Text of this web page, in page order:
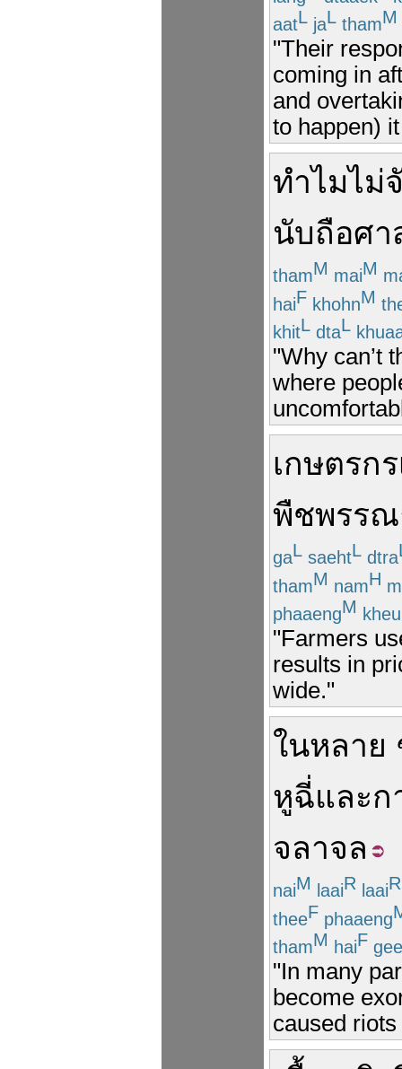
aatL jaL thamM
"Their
coming in
and
to happen)
ทำไมไม่
นับถือศา
thamM maiM
haiF khohnM
khitL dtaL
"Why can’t
where
เกษตรกร
พืชพรรณ
gaL saehtL dtra
thamM namH
phaaengM
"Farmers
results in
wide."
ในหลาย
หูฉี่และก
จลาจล
naiM laaiR laaiR
theeF phaaeng
thamM haiF
"In many
become
caused